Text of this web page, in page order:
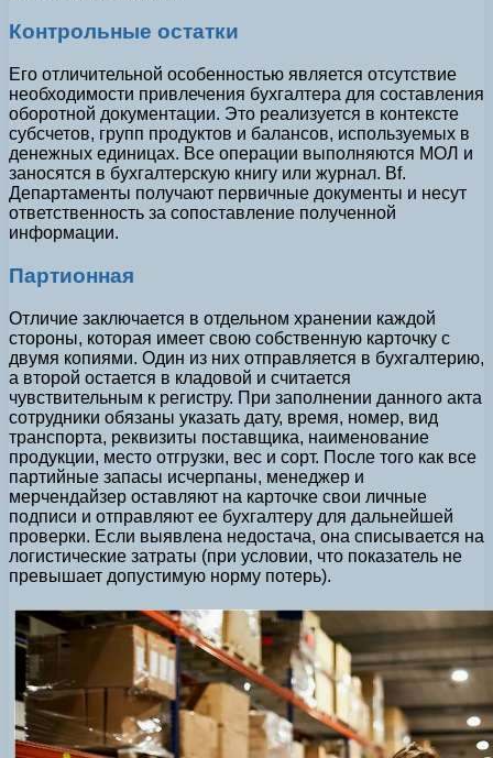
Контрольные остатки
Его отличительной особенностью является отсутствие
необходимости привлечения бухгалтера для составления
оборотной документации. Это реализуется в контексте
субсчетов, групп продуктов и балансов, используемых в
денежных единицах. Все операции выполняются МОЛ и
заносятся в бухгалтерскую книгу или журнал. Bf.
Департаменты получают первичные документы и несут
ответственность за сопоставление полученной
информации.
Партионная
Отличие заключается в отдельном хранении каждой
стороны, которая имеет свою собственную карточку с
двумя копиями. Один из них отправляется в бухгалтерию,
а второй остается в кладовой и считается
чувствительным к регистру. При заполнении данного акта
сотрудники обязаны указать дату, время, номер, вид
транспорта, реквизиты поставщика, наименование
продукции, место отгрузки, вес и сорт. После того как все
партийные запасы исчерпаны, менеджер и
мерчендайзер оставляют на карточке свои личные
подписи и отправляют ее бухгалтеру для дальнейшей
проверки. Если выявлена недостача, она списывается на
логистические затраты (при условии, что показатель не
превышает допустимую норму потерь).